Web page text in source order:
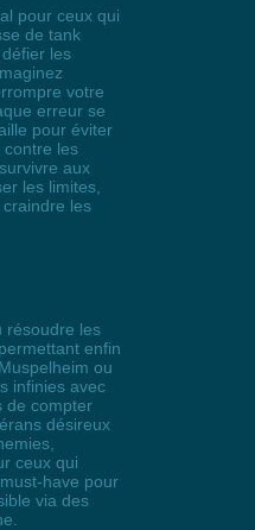
pour ceux qui
de tank
les
votre
erreur se
pour éviter
contre les
aux
les limites,
les
résoudre les
enfin
ou
infinies avec
de compter
désireux
ceux qui
have pour
via des